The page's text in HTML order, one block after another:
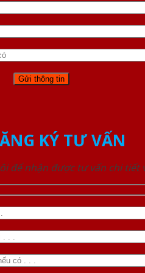
KÝ TƯ VẤN
để nhận được tư vấn chi tiết